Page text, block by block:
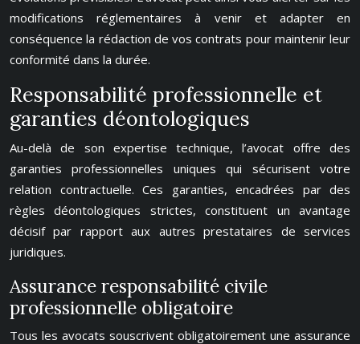
modifications réglementaires à venir et adapter en
conséquence la rédaction de vos contrats pour maintenir leur
conformité dans la durée.
Responsabilité professionnelle et
garanties déontologiques
Au-delà de son expertise technique, l’avocat offre des
garanties professionnelles uniques qui sécurisent votre
relation contractuelle. Ces garanties, encadrées par des
règles déontologiques strictes, constituent un avantage
décisif par rapport aux autres prestataires de services
juridiques.
Assurance responsabilité civile
professionnelle obligatoire
Tous les avocats souscrivent obligatoirement une assurance